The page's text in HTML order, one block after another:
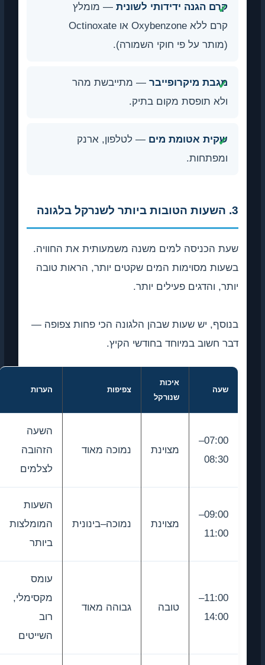
קרם הגנה ידידותי לשונית— מומלץ
קרם ללא Oxybenzone או Octinoxate
(מותר על פי חוקי השמורה).
מגבת מיקרופייבר— מתייבשת מהר
ולא תופסת מקום בתיק.
שקית אטומת מים — לטלפון, ארנק
ומפתחות.
3. השעות הטובות ביותר לשנרקל בלגונה
שעת הכניסה למים משנה משמעותית את החוויה.
בשעות מסוימות המים שקטים יותר, הראות טובה
יותר, והדגים פעילים יותר.
בנוסף, יש שעות שבהן הלגונה הכי פחות צפופה —
דבר חשוב במיוחד בחודשי הקיץ.
שעה
איכות
שנורקל
צפיפות הערות
07:00–
08:30
מצוינת נמוכה מאוד
השעה
הזהובה
לצלמים
09:00–
11:00
מצוינת נמוכה–בינונית
השעות
המומלצות
ביותר
11:00–
14:00
טובה גבוהה מאוד
עומס
מקסימלי,
רוב
השייטים